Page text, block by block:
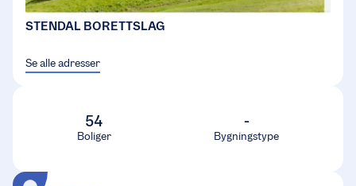
STENDAL BORETTSLAG
Se alle adresser
54
Boliger
-
Bygningstype